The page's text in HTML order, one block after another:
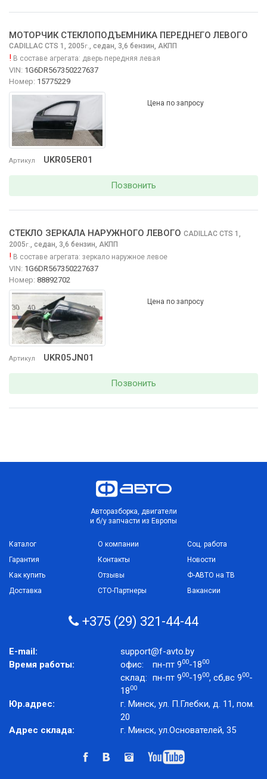
Артикул UKR05ER01
МОТОРЧИК СТЕКЛОПОДЪЕМНИКА ПЕРЕДНЕГО ЛЕВОГО
CADILLAC CTS 1, 2005г., седан, 3,6 бензин, АКПП
! В составе агрегата: дверь передняя левая
VIN: 1G6DR567350227637
Номер: 15775229
Цена по запросу
Позвонить
Артикул UKR05JN01
СТЕКЛО ЗЕРКАЛА НАРУЖНОГО ЛЕВОГО CADILLAC CTS 1,
2005г. седан, 3,6 бензин, АКПП
! В составе агрегата: зеркало наружное левое
VIN: 1G6DR567350227637
Номер: 88892702
Цена по запросу
Позвонить
Авторазборка, двигатели
и б/у запчасти из Европы
Каталог
Гарантия
Как купить
Доставка
О компании
Контакты
Отзывы
СТО-Партнеры
Соц. работа
Новости
Ф-АВТО на ТВ
Вакансии
+375 (29) 321-44-44
E-mail:
support@f-avto.by
Время работы:
офис: пн-пт 900-1800
склад: пн-пт 900-1900, сб,вс 900-
1800
Юр.адрес:
г. Минск, ул. П.Глебки, д. 11, пом.
20
Адрес склада:
г. Минск, ул.Основателей, 35